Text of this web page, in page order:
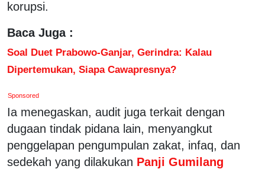
korupsi.
Baca Juga :
Soal Duet Prabowo-Ganjar, Gerindra: Kalau
Dipertemukan, Siapa Cawapresnya?
Sponsored
Ia menegaskan, audit juga terkait dengan
dugaan tindak pidana lain, menyangkut
penggelapan pengumpulan zakat, infaq, dan
sedekah yang dilakukan Panji Gumilang